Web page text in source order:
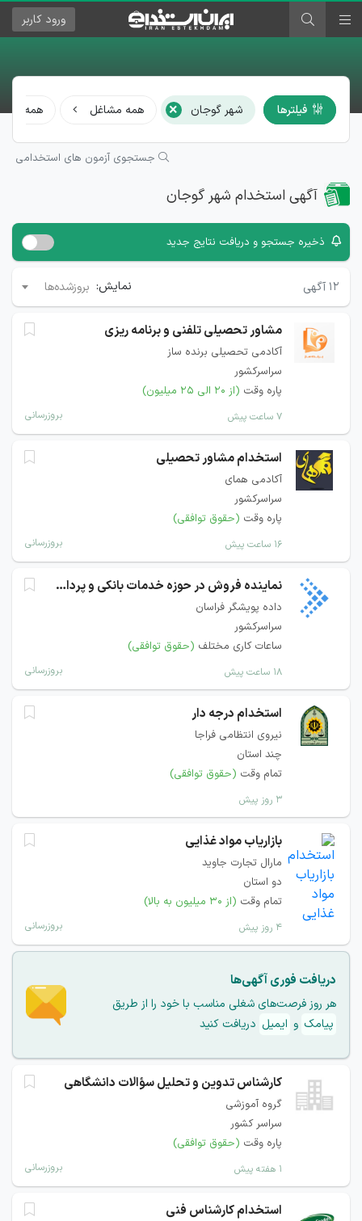
ورود کاربر
فیلترها شهر گوجان × همه مشاغل همه
جستجوی آزمون های استخدامی
آگهی استخدام شهر گوجان
ذخیره جستجو و دریافت نتایج جدید
۱۲ آگهی نمایش: بروزشده‌ها
مشاور تحصیلی تلفنی و برنامه ریزی
آکادمی تحصیلی برنده ساز
سراسرکشور
پاره وقت (از ۲۰ الی ۲۵ میلیون)
۷ ساعت پیش بروزرسانی
استخدام مشاور تحصیلی
آکادمی همای
سراسرکشور
پاره وقت (حقوق توافقی)
۱۶ ساعت پیش بروزرسانی
نماینده فروش در حوزه خدمات بانکی و پرداخت
داده پویشگر فراسان
سراسرکشور
ساعات کاری مختلف (حقوق توافقی)
۱۸ ساعت پیش بروزرسانی
استخدام درجه دار
نیروی انتظامی فراجا
چند استان
تمام وقت (حقوق توافقی)
۳ روز پیش
بازاریاب مواد غذایی
مارال تجارت جاوید
دو استان
تمام وقت (از ۳۰ میلیون به بالا)
۴ روز پیش بروزرسانی
دریافت فوری آگهی‌ها
هر روز فرصت‌های شغلی مناسب با خود را از طریق
پیامک و ایمیل دریافت کنید
کارشناس تدوین و تحلیل سؤالات دانشگاهی
گروه آموزشی
سراسر کشور
پاره وقت (حقوق توافقی)
۱ هفته پیش بروزرسانی
استخدام کارشناس فنی